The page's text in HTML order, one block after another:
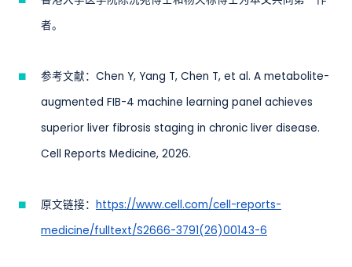
者。
参考文献：Chen Y, Yang T, Chen T, et al. A metabolite-
augmented FIB-4 machine learning panel achieves
superior liver fibrosis staging in chronic liver disease.
Cell Reports Medicine, 2026.
原文链接： https://www.cell.com/cell-reports-
medicine/fulltext/S2666-3791(26)00143-6